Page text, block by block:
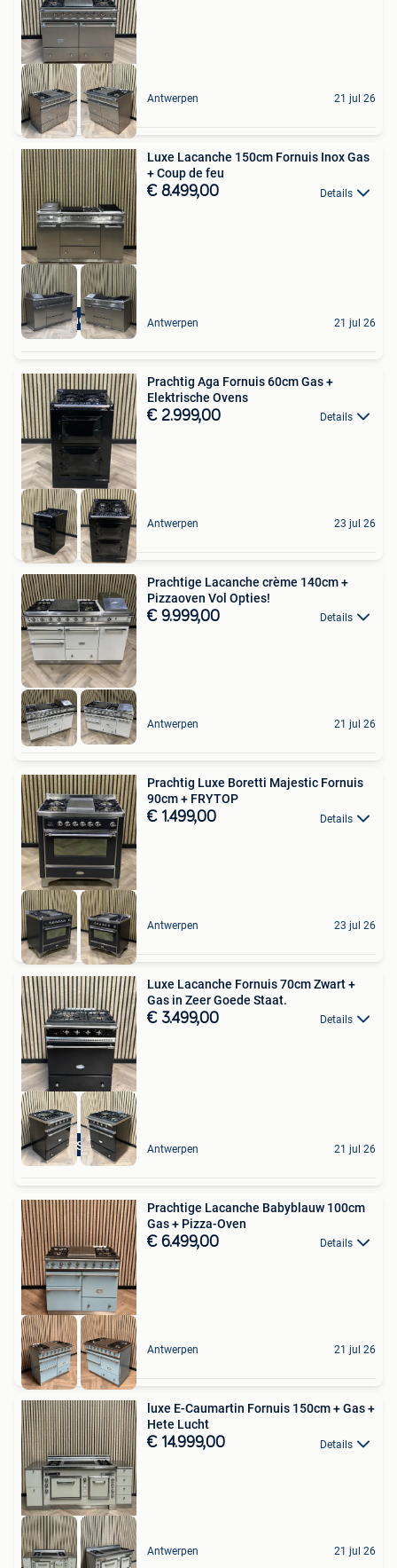
Antwerpen 21 jul 26
Lacanche 150cm
Luxe Lacanche 150cm Fornuis Inox Gas
+ Coup de feu
€ 8.499,00 Details
Antwerpen 21 jul 26
Prachtig Aga Fornuis 60cm Gas +
Elektrische Ovens
€ 2.999,00 Details
Antwerpen 23 jul 26
Prachtige Lacanche crème 140cm +
Pizzaoven Vol Opties!
€ 9.999,00 Details
Antwerpen 21 jul 26
Prachtig Luxe Boretti Majestic Fornuis
90cm + FRYTOP
€ 1.499,00 Details
Antwerpen 23 jul 26
Top Staat
Luxe Lacanche Fornuis 70cm Zwart +
Gas in Zeer Goede Staat.
€ 3.499,00 Details
Antwerpen 21 jul 26
Prachtige Lacanche Babyblauw 100cm
Gas + Pizza-Oven
€ 6.499,00 Details
Antwerpen 21 jul 26
luxe E-Caumartin Fornuis 150cm + Gas +
Hete Lucht
€ 14.999,00 Details
Antwerpen 21 jul 26